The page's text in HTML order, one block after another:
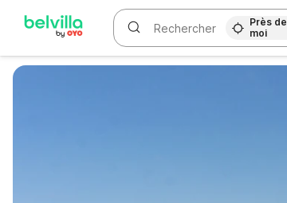
Près de
moi